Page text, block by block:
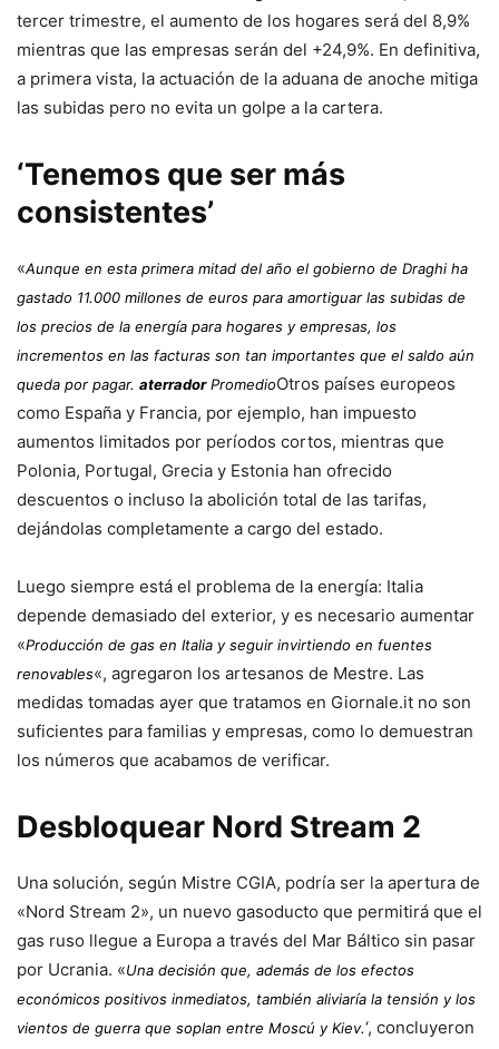
tercer trimestre, el aumento de los hogares será del 8,9%
mientras que las empresas serán del +24,9%. En definitiva,
a primera vista, la actuación de la aduana de anoche mitiga
las subidas pero no evita un golpe a la cartera.
‘Tenemos que ser más
consistentes’
«Aunque en esta primera mitad del año el gobierno de Draghi ha
gastado 11.000 millones de euros para amortiguar las subidas de
los precios de la energía para hogares y empresas, los
incrementos en las facturas son tan importantes que el saldo aún
queda por pagar. aterradorPromedioOtros países europeos
como España y Francia, por ejemplo, han impuesto
aumentos limitados por períodos cortos, mientras que
Polonia, Portugal, Grecia y Estonia han ofrecido
descuentos o incluso la abolición total de las tarifas,
dejándolas completamente a cargo del estado.
Luego siempre está el problema de la energía: Italia
depende demasiado del exterior, y es necesario aumentar
«Producción de gas en Italia y seguir invirtiendo en fuentes
renovables«, agregaron los artesanos de Mestre. Las
medidas tomadas ayer que tratamos en Giornale.it no son
suficientes para familias y empresas, como lo demuestran
los números que acabamos de verificar.
Desbloquear Nord Stream 2
Una solución, según Mistre CGIA, podría ser la apertura de
«Nord Stream 2», un nuevo gasoducto que permitirá que el
gas ruso llegue a Europa a través del Mar Báltico sin pasar
por Ucrania. «Una decisión que, además de los efectos
económicos positivos inmediatos, también aliviaría la tensión y los
vientos de guerra que soplan entre Moscú y Kiev.‘, concluyeron